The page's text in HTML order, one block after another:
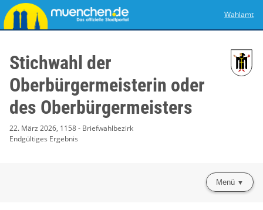
Wahlamt
Stichwahl der
Oberbürgermeisterin oder
des Oberbürgermeisters
22. März 2026, 1158 - Briefwahlbezirk
Endgültiges Ergebnis
Menü